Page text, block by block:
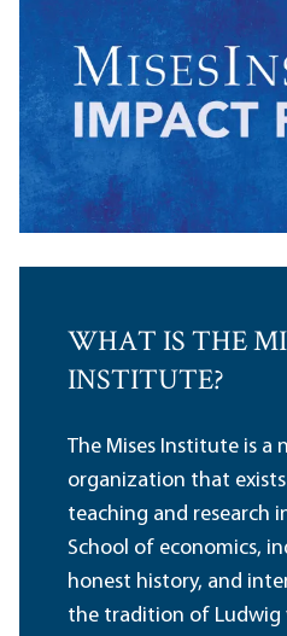
WHAT IS THE
INSTITUTE?
The Mises Institute is a
organization that
teaching and research
School of economics,
honest history, and
the tradition of Ludwig